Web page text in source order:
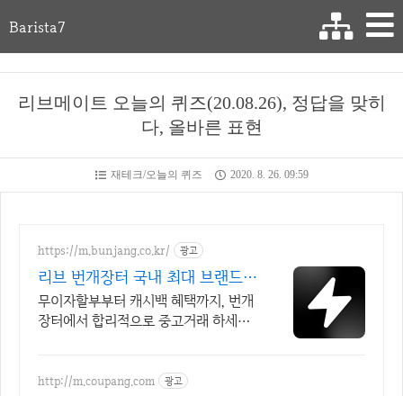
Barista7
리브메이트 오늘의 퀴즈(20.08.26), 정답을 맞히
다, 올바른 표현
재테크/오늘의 퀴즈 2020. 8. 26. 09:59
https://m.bunjang.co.kr/ 광고
리브 번개장터 국내 최대 브랜드
중고거래
무이자할부부터 캐시백 혜택까지, 번개
장터에서 합리적으로 중고거래 하세요
드
http://m.coupang.com 광고